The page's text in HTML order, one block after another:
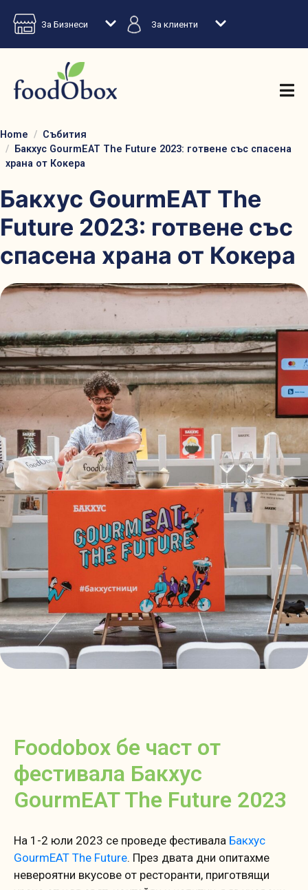
За Бизнеси За клиенти
Home
Събития
Бакхус GourmEAT The Future 2023: готвене със спасена
храна от Кокера
Бакхус GourmEAT The
Future 2023: готвене със
спасена храна от Кокера
Foodobox бе част от
фестивала Бакхус
GourmEAT The Future 2023
На 1-2 юли 2023 се проведе фестивала Бакхус
GourmEAT The Future. През двата дни опитахме
невероятни вкусове от ресторанти, приготвящи